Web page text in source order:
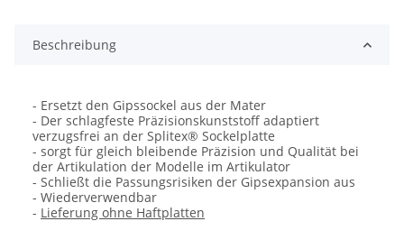
Beschreibung
- Ersetzt den Gipssockel aus der Mater
- Der schlagfeste Präzisionskunststoff adaptiert
verzugsfrei an der Splitex® Sockelplatte
- sorgt für gleich bleibende Präzision und Qualität bei
der Artikulation der Modelle im Artikulator
- Schließt die Passungsrisiken der Gipsexpansion aus
- Wiederverwendbar
- Lieferung ohne Haftplatten